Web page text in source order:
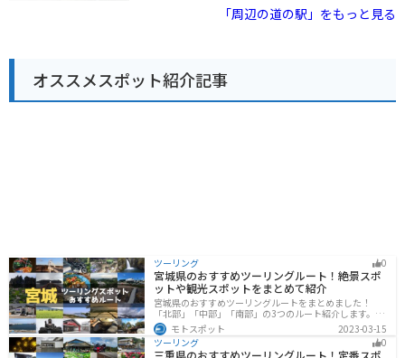
設備も充実しています。夜には満天の星空を眺めること
からは、360度のパノラマビューを楽しむことができ、
天気の良い日には、日本海や大山を望むこともできま
す。山頂までは約2時間30分ほどで登ることができ、登
用の駐輪スペースがあります。また、周辺には、ワイン
ディングロードが楽しめるスポットも多いため、ツーリ
ングの休憩場所としても最適です。
な景色を満喫できます。また、春には道の駅周辺で桜が
咲き乱れ、お花見スポットとしても人気です。 地元の名
産の地酒や和菓子などもおすすめです。
「周辺の道の駅」をもっと見る
オススメスポット紹介記事
ツーリング 0
宮城県のおすすめツーリングルート！絶景スポ
ットや観光スポットをまとめて紹介
宮城県のおすすめツーリングルートをまとめました！
「北部」「中部」「南部」の3つのルート紹介します。キ
ツネ村や広大な山や滝、湖などを歴史や自然を満喫する
ツーリングができます。バイクで宮城県にツーリングに
行く際は参考にしてください。
モトスポット
2023-03-15
ツーリング
0